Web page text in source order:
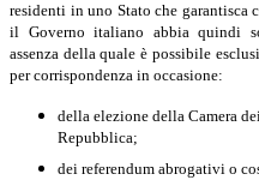
residenti in uno Stato che
il Governo italiano abbia quindi
assenza della quale è possibile
per corrispondenza in occasione:
della elezione della Camera
Repubblica;
dei referendum abrogativi o